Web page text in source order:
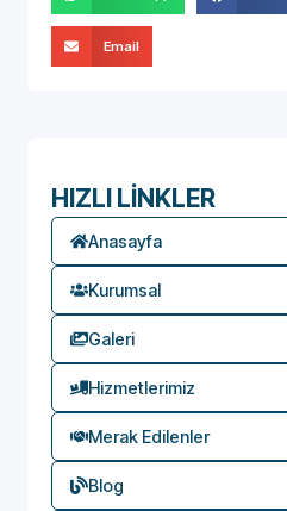
Email
HIZLI LİNKLER
Anasayfa
Kurumsal
Galeri
Hizmetlerimiz
Merak Edilenler
Blog